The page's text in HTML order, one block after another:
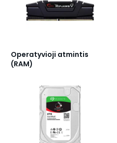
Operatyvioji atmintis
(RAM)